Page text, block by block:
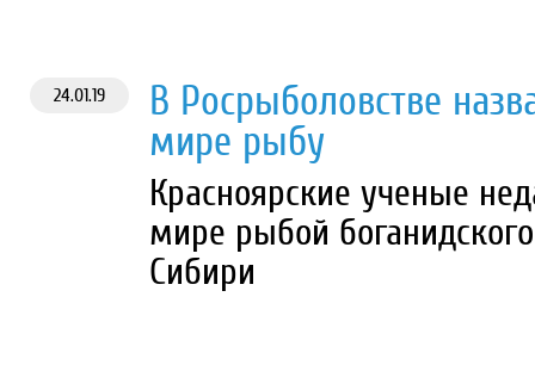
24.01.19
В Росрыболовстве
мире рыбу
Красноярские ученые
мире рыбой
Сибири